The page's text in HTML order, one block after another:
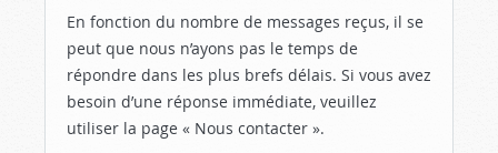
En fonction du nombre de messages reçus, il se
peut que nous n’ayons pas le temps de
répondre dans les plus brefs délais. Si vous avez
besoin d’une réponse immédiate, veuillez
utiliser la page « Nous contacter ».